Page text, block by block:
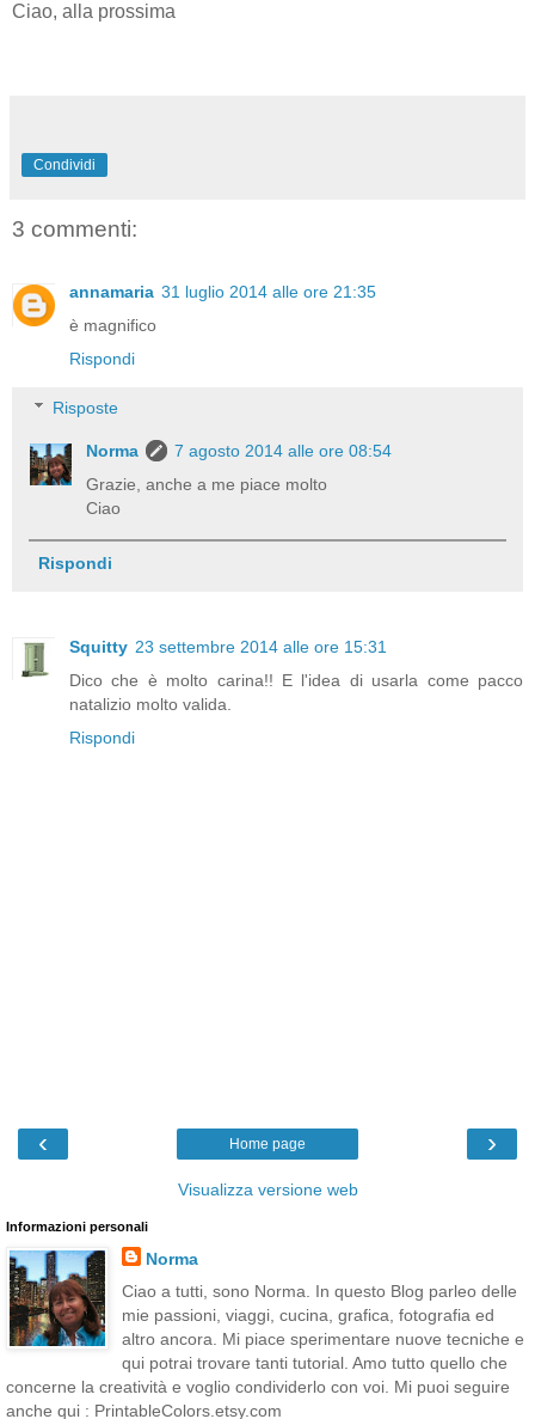
Ciao, alla prossima
Condividi
3 commenti:
annamaria 31 luglio 2014 alle ore 21:35
è magnifico
Rispondi
Risposte
Norma
7 agosto 2014 alle ore 08:54
Grazie, anche a me piace molto
Ciao
Rispondi
Squitty 23 settembre 2014 alle ore 15:31
Dico che è molto carina!! E l'idea di usarla come pacco
natalizio molto valida.
Rispondi
‹ ›
Home page
Visualizza versione web
Informazioni personali
Norma
Ciao a tutti, sono Norma. In questo Blog parleo delle
mie passioni, viaggi, cucina, grafica, fotografia ed
altro ancora. Mi piace sperimentare nuove tecniche e
qui potrai trovare tanti tutorial. Amo tutto quello che
concerne la creatività e voglio condividerlo con voi. Mi puoi seguire
anche qui : PrintableColors.etsy.com